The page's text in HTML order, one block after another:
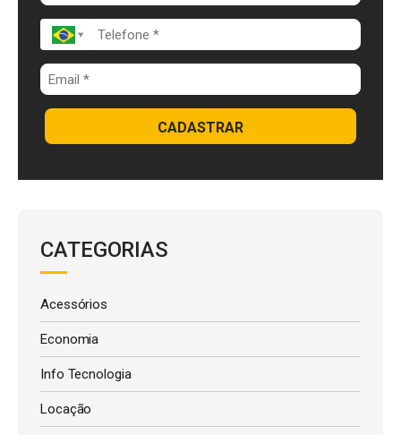
CADASTRAR
CATEGORIAS
Acessórios
Economia
Info Tecnologia
Locação